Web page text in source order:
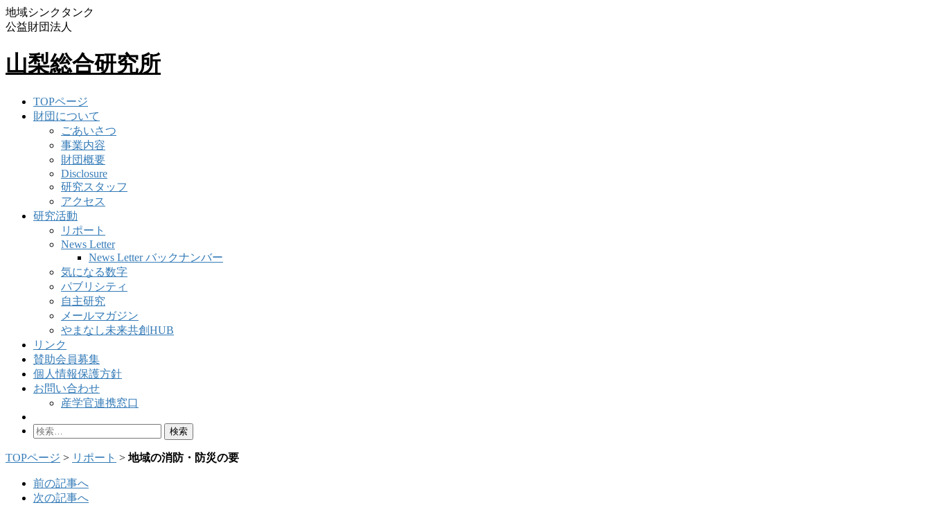
地域シンクタンク
公益財団法人
山梨総合研究所
TOPページ
財団について
ごあいさつ
事業内容
財団概要
Disclosure
研究スタッフ
アクセス
研究活動
リポート
News Letter
News Letter バックナンバー
気になる数字
パブリシティ
自主研究
メールマガジン
やまなし未来共創HUB
リンク
賛助会員募集
個人情報保護方針
お問い合わせ
産学官連携窓口
検
TOPページ > リポート > 地域の消防・防災の要
前の記事へ
次の記事へ